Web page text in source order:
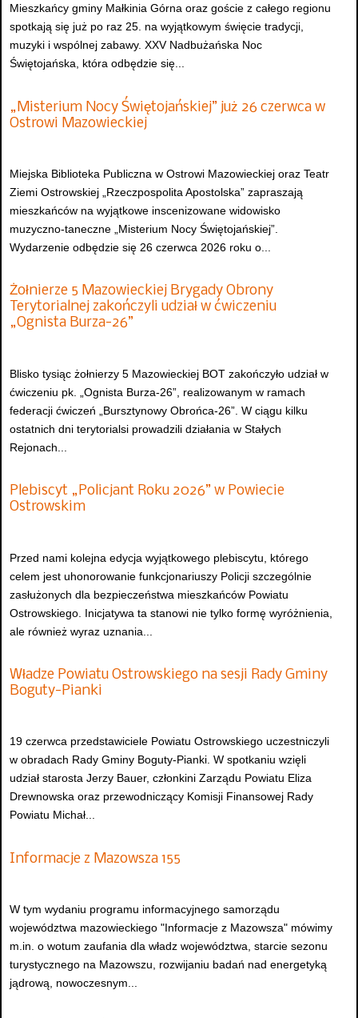
Mieszkańcy gminy Małkinia Górna oraz goście z całego regionu
spotkają się już po raz 25. na wyjątkowym święcie tradycji,
muzyki i wspólnej zabawy. XXV Nadbużańska Noc
Świętojańska, która odbędzie się...
„Misterium Nocy Świętojańskiej” już 26 czerwca w
Ostrowi Mazowieckiej
Miejska Biblioteka Publiczna w Ostrowi Mazowieckiej oraz Teatr
Ziemi Ostrowskiej „Rzeczpospolita Apostolska” zapraszają
mieszkańców na wyjątkowe inscenizowane widowisko
muzyczno-taneczne „Misterium Nocy Świętojańskiej”.
Wydarzenie odbędzie się 26 czerwca 2026 roku o...
Żołnierze 5 Mazowieckiej Brygady Obrony
Terytorialnej zakończyli udział w ćwiczeniu
„Ognista Burza-26”
Blisko tysiąc żołnierzy 5 Mazowieckiej BOT zakończyło udział w
ćwiczeniu pk. „Ognista Burza-26”, realizowanym w ramach
federacji ćwiczeń „Bursztynowy Obrońca-26”. W ciągu kilku
ostatnich dni terytorialsi prowadzili działania w Stałych
Rejonach...
Plebiscyt „Policjant Roku 2026” w Powiecie
Ostrowskim
Przed nami kolejna edycja wyjątkowego plebiscytu, którego
celem jest uhonorowanie funkcjonariuszy Policji szczególnie
zasłużonych dla bezpieczeństwa mieszkańców Powiatu
Ostrowskiego. Inicjatywa ta stanowi nie tylko formę wyróżnienia,
ale również wyraz uznania...
Władze Powiatu Ostrowskiego na sesji Rady Gminy
Boguty-Pianki
19 czerwca przedstawiciele Powiatu Ostrowskiego uczestniczyli
w obradach Rady Gminy Boguty-Pianki. W spotkaniu wzięli
udział starosta Jerzy Bauer, członkini Zarządu Powiatu Eliza
Drewnowska oraz przewodniczący Komisji Finansowej Rady
Powiatu Michał...
Informacje z Mazowsza 155
W tym wydaniu programu informacyjnego samorządu
województwa mazowieckiego "Informacje z Mazowsza" mówimy
m.in. o wotum zaufania dla władz województwa, starcie sezonu
turystycznego na Mazowszu, rozwijaniu badań nad energetyką
jądrową, nowoczesnym...